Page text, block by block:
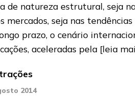
de natureza estrutural, seja
mercados, seja nas tendências
prazo, o cenário
aceleradas pela [leia
2014